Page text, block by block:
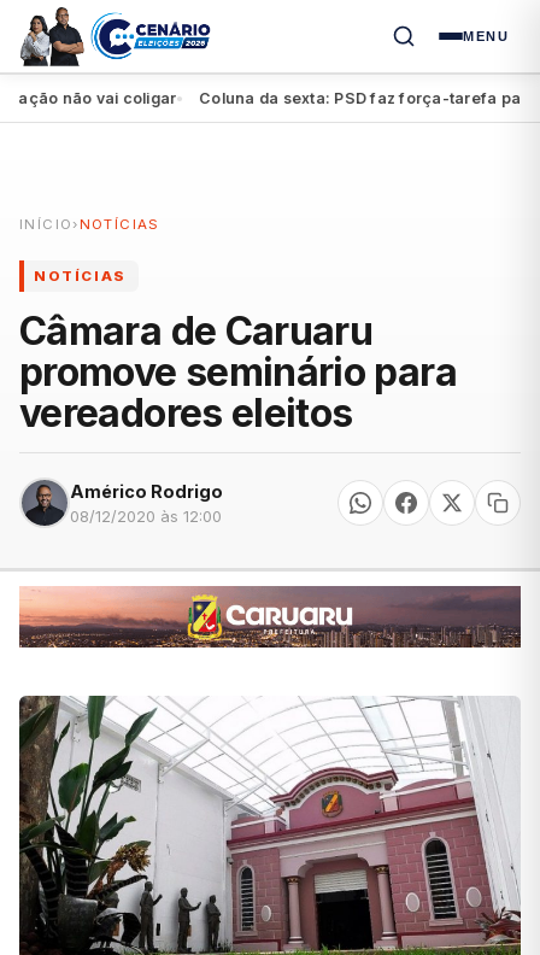
MENU
não vai coligar ● Coluna da sexta: PSD faz força-tarefa para
INÍCIO › NOTÍCIAS
NOTÍCIAS
Câmara de Caruaru
promove seminário para
vereadores eleitos
Américo Rodrigo
08/12/2020 às 12:00